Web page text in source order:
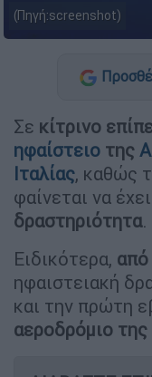
(Πηγή:screenshot)
Σε κίτρινο
ηφαίστειο της
Ιταλίας, καθώς
φαίνεται να
δραστηριότητα.
Ειδικότερα, από
ηφαιστειακή
και την πρώτη
αεροδρόμιο της